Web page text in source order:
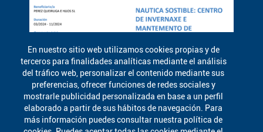
En nuestro sitio web utilizamos cookies propias y de
terceros para finalidades analíticas mediante el análisis
del tráfico web, personalizar el contenido mediante sus
preferencias, ofrecer funciones de redes sociales y
mostrarle publicidad personalizada en base a un perfil
elaborado a partir de sus hábitos de navegación. Para
más información puedes consultar nuestra política de